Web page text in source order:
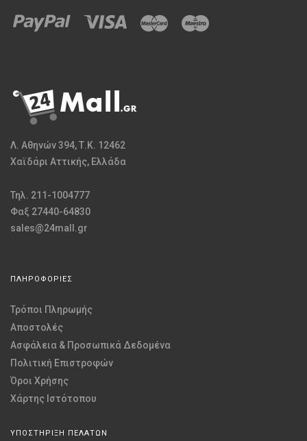
Λ. Αθηνών 394, Τ.Κ. 12462
Χαϊδάρι Αττικής, Ελλάδα
Τηλ. 211-1004777
Φαξ 27440-64830
sales@24mall.gr
ΠΛΗΡΟΦΟΡΙΕΣ
Τρόποι Πληρωμής
Αποστολές
Ασφάλεια & Προσωπικά Δεδομένα
Πολιτική Επιστροφών
Όροι Χρήσης
Χάρτης Ιστότοπου
ΥΠΟΣΤΗΡΙΞΗ ΠΕΛΑΤΩΝ